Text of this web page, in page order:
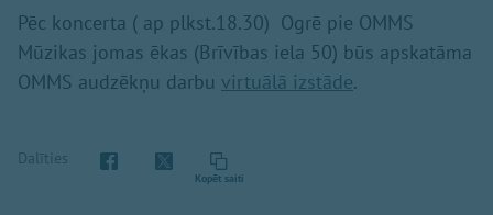
Pēc koncerta ( ap plkst.18.30) Ogrē pie OMMS
Mūzikas jomas ēkas (Brīvības iela 50) būs apskatāma
OMMS audzēkņu darbu virtuālā izstāde.
Dalīties
Kopēt saiti